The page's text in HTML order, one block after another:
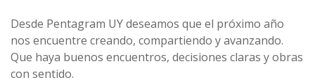
Desde Pentagram UY deseamos que el próximo año
nos encuentre creando, compartiendo y avanzando.
Que haya buenos encuentros, decisiones claras y obras
con sentido.